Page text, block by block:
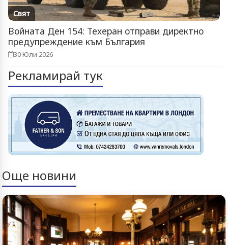
Свят
Войната Ден 154: Техеран отправи директно
предупреждение към България
30 Юли 2026
Рекламирай тук
Още новини